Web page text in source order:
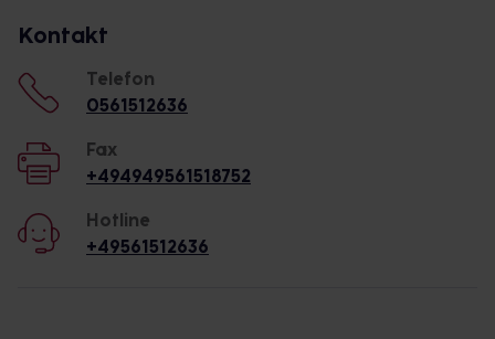
Kontakt
Telefon
0561512636
Fax
+494949561518752
Hotline
+49561512636